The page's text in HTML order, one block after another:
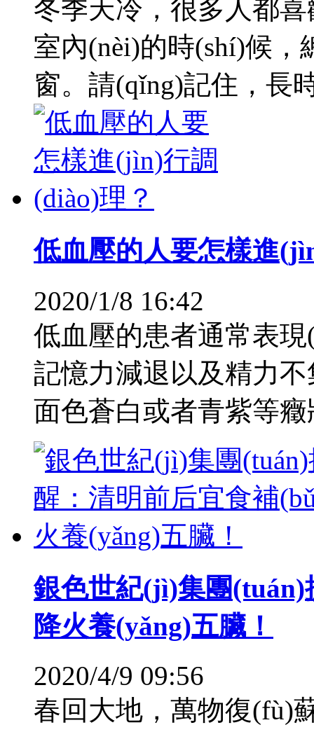
冬季天冷，很多人都
室內(nèi)的時(shí)候
窗。請(qǐng)記住，長
低血壓的人要怎樣進
2020/1/8 16:42
低血壓的患者通常表
記憶力減退以及精力
面色蒼白或者青紫等
銀色世紀(jì)集團
降火養(yǎng)五臟！
2020/4/9 09:56
春回大地，萬物復(fù)